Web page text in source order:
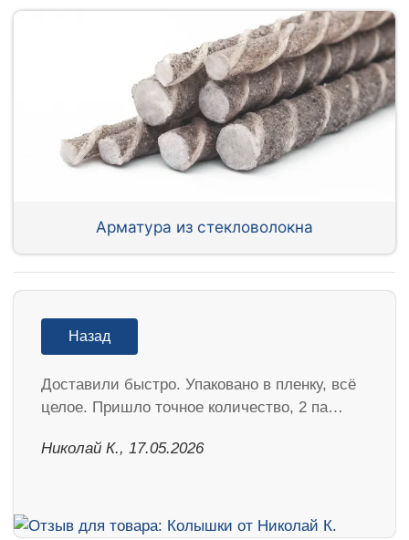
Арматура из стекловолокна
Назад
Доставили быстро. Упаковано в пленку, всё
целое. Пришло точное количество, 2 па…
Николай К., 17.05.2026